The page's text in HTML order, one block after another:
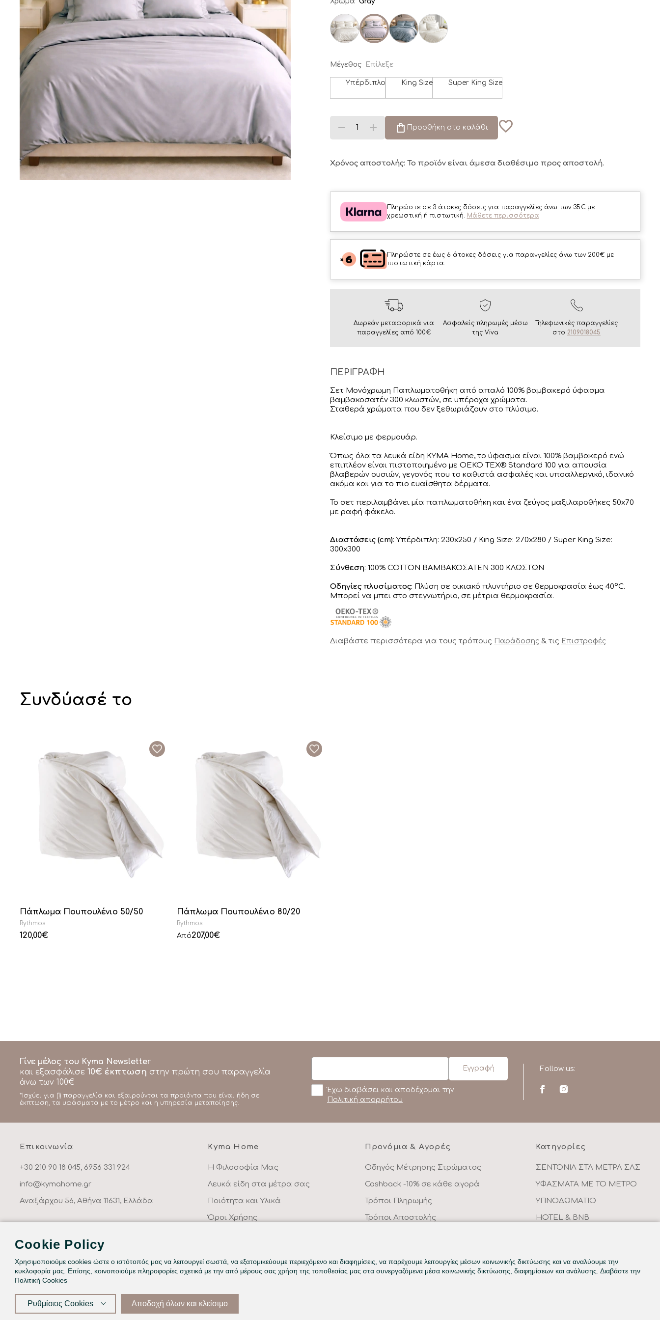
Μέγεθος Επίλεξε
Υπέρδιπλο King Size Super King Size
Προσθήκη στο καλάθι
Χρόνος αποστολής: Το προϊόν είναι άμεσα διαθέσιμο προς αποστολή.
Πληρώστε σε 3 άτοκες δόσεις για παραγγελίες άνω των 35€ με
χρεωστική ή πιστωτική. Μάθετε περισσότερα
Πληρώστε σε έως 6 άτοκες δόσεις για παραγγελίες άνω των 200€ με
πιστωτική κάρτα.
Δωρεάν μεταφορικά για
παραγγελίες από 100€
Ασφαλείς πληρωμές μέσω
της Viva
Τηλεφωνικές παραγγελίες
στο 2109018045
ΠΕΡΙΓΡΑΦΗ
Σετ Μονόχρωμη Παπλωματοθήκη από απαλό 100% βαμβακερό ύφασμα
βαμβακοσατέν 300 κλωστών, σε υπέροχα χρώματα.
Σταθερά χρώματα που δεν ξεθωριάζουν στο πλύσιμο.
Κλείσιμο με φερμουάρ.
Όπως όλα τα λευκά είδη KYMA Home, το ύφασμα είναι 100% βαμβακερό ενώ
επιπλέον είναι πιστοποιημένο με OEKO TEX® Standard 100 για απουσία
βλαβερών ουσιών, γεγονός που το καθιστά ασφαλές και υποαλλεργικό, ιδανικό
ακόμα και για το πιο ευαίσθητα δέρματα.
Το σετ περιλαμβάνει μία παπλωματοθήκη και ένα ζεύγος μαξιλαροθήκες 50x70
με ραφή φάκελο.
Διαστάσεις (cm): Υπέρδιπλη: 230x250 / King Size: 270x280 / Super King Size:
300x300
Σύνθεση: 100% COTTON ΒΑΜΒΑΚΟΣΑΤΕΝ 300 ΚΛΩΣΤΩΝ
Οδηγίες πλυσίματος: Πλύση σε οικιακό πλυντήριο σε θερμοκρασία έως 40°C.
Μπορεί να μπει στο στεγνωτήριο, σε μέτρια θερμοκρασία.
Διαβάστε περισσότερα για τους τρόπους Παράδοσης & τις Επιστροφές
Συνδύασέ το
Πάπλωμα Πουπουλένιο 50/50
Rythmos
120,00€
Πάπλωμα Πουπουλένιο 80/20
Rythmos
Από207,00€
Γίνε μέλος του Kyma Newsletter
και εξασφάλισε 10€ έκπτωση στην πρώτη σου παραγγελία
άνω των 100€
*Ισχύει για (1) παραγγελία και εξαιρούνται τα προϊόντα που είναι ήδη σε
έκπτωση, τα υφάσματα με το μέτρο και η υπηρεσία μεταποίησης.
Έχω διαβάσει και αποδέχομαι την
Πολιτική απορρήτου
Follow us:
Επικοινωνία
+30 210 90 18 045, 6956 331 924
info@kymahome.gr
Αναξάρχου 56, Αθήνα 11631, Ελλάδα
Kyma Home
Η Φιλοσοφία Μας
Λευκά είδη στα μέτρα σας
Ποιότητα και Υλικά
Όροι Χρήσης
Προνόμια & Αγορές
Οδηγός Μέτρησης Στρώματος
Cashback -10% σε κάθε αγορά
Τρόποι Πληρωμής
Τρόποι Αποστολής
Κατηγορίες
ΣΕΝΤΟΝΙΑ ΣΤΑ ΜΕΤΡΑ ΣΑΣ
ΥΦΑΣΜΑΤΑ ΜΕ ΤΟ ΜΕΤΡΟ
ΥΠΝΟΔΩΜΑΤΙΟ
HOTEL & BNB
©2026
Cookie Policy
Χρησιμοποιούμε cookies ώστε ο ιστότοπός μας να λειτουργεί σωστά, να εξατομικεύουμε περιεχόμενο και διαφημίσεις, να παρέχουμε λειτουργίες μέσων κοινωνικής δικτύωσης και να αναλύουμε την
κυκλοφορία μας. Επίσης, κοινοποιούμε πληροφορίες σχετικά με την από μέρους σας χρήση της τοποθεσίας μας στα συνεργαζόμενα μέσα κοινωνικής δικτύωσης, διαφημίσεων και ανάλυσης. Διαβάστε την
Πολιτική Cookies
Ρυθμίσεις Cookies Αποδοχή όλων και κλείσιμο